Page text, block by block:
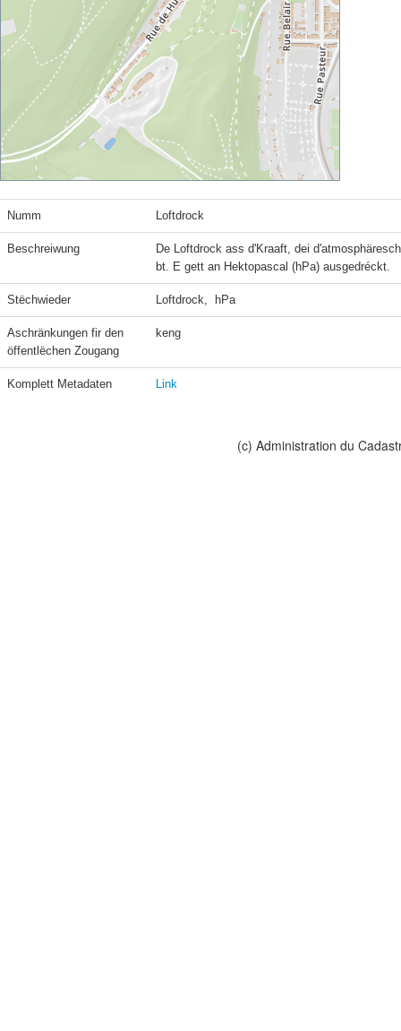
Numm Loftdrock
Beschreiwung
De Loftdrock ass d'Kraaft, dei
bt. E gett an Hektopascal (hPa) ausgedréckt.
Stëchwieder Loftdrock,  hPa
Aschränkungen fir den
öffentlëchen Zougang
keng
Komplett Metadaten Link
(c) Administration du